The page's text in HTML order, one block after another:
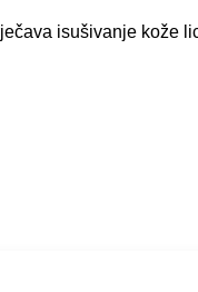
isušivanje kože